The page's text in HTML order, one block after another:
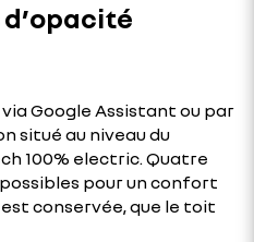
Google Assistant ou par
situé au niveau du
100% electric. Quatre
pour un confort
conservée, que le toit